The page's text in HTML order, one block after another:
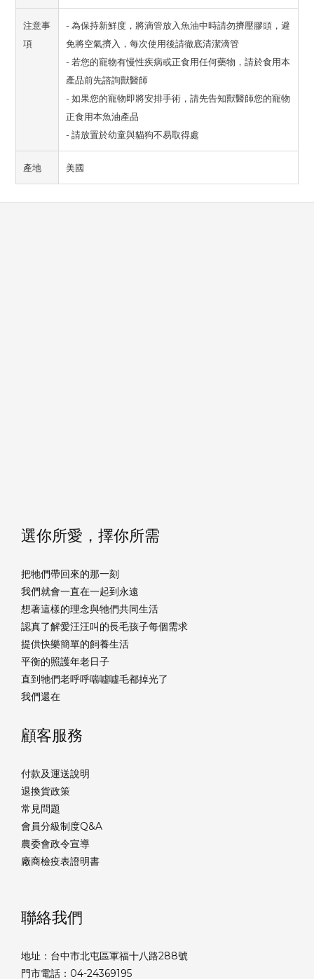
注意事
項
- 為保持新鮮度，將滴管放入魚油中時請勿擠壓膠頭，避
免將空氣擠入，每次使用後請徹底清潔滴管
- 若您的寵物有慢性疾病或正食用任何藥物，請於食用本
產品前先諮詢獸醫師
- 如果您的寵物即將安排手術，請先告知獸醫師您的寵物
正食用本魚油產品
- 請放置於幼童與貓狗不易取得處
產地 美國
選你所愛，擇你所需
把牠們帶回來的那一刻
我們就會一直在一起到永遠
想著這樣的理念與牠們共同生活
認真了解愛汪汪叫的長毛孩子每個需求
提供快樂簡單的飼養生活
平衡的照護年老日子
直到牠們老呼呼喘噓噓毛都掉光了
我們還在
顧客服務
付款及運送說明
退換貨政策
常見問題
會員分級制度Q&A
農委會政令宣導
廠商檢疫表證明書
聯絡我們
地址：台中市北屯區軍福十八路288號
門市電話：04-24369195